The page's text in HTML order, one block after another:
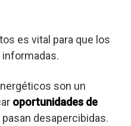
es vital para que los
son un
oportunidades de
desapercibidas.